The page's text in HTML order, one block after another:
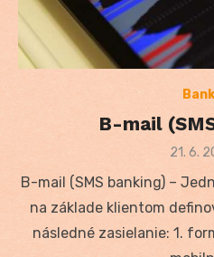
B-mail
Posted
21. 6.
B-mail (SMS banking) –
na základe klientom
následné zasielanie: 1.